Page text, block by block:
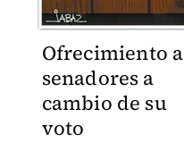
Ofrecimiento a
senadores a
cambio de su
voto